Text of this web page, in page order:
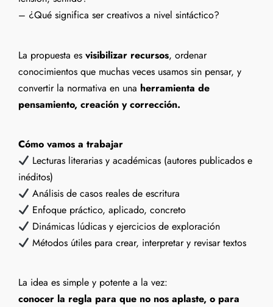
– ¿Qué significa ser creativos a nivel sintáctico?
La propuesta es visibilizar recursos, ordenar
conocimientos que muchas veces usamos sin pensar, y
convertir la normativa en una herramienta de
pensamiento, creación y corrección.
Cómo vamos a trabajar
Lecturas literarias y académicas (autores publicados e
inéditos)
Análisis de casos reales de escritura
Enfoque práctico, aplicado, concreto
Dinámicas lúdicas y ejercicios de exploración
Métodos útiles para crear, interpretar y revisar textos
La idea es simple y potente a la vez:
conocer la regla para que no nos aplaste, o para